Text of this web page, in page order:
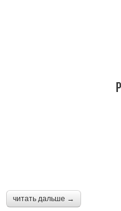
читать дальше →